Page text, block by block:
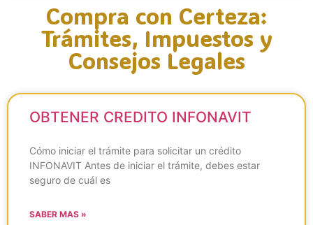
Compra con Certeza:
Trámites, Impuestos y
Consejos Legales
OBTENER CREDITO INFONAVIT
Cómo iniciar el trámite para solicitar un crédito
INFONAVIT Antes de iniciar el trámite, debes estar
seguro de cuál es
SABER MAS »